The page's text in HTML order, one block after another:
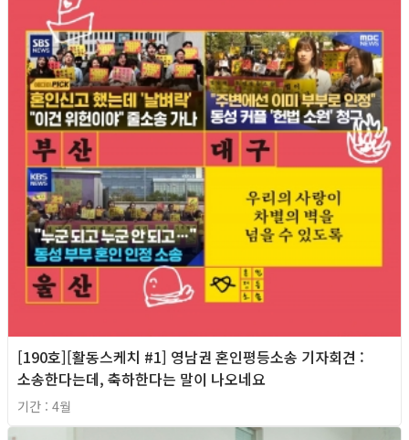
[190호][활동스케치 #1] 영남권 혼인평등소송 기자회견​ :
소송한다는데, 축하한다는 말이 나오네요
기간 : 4월